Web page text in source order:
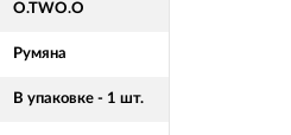
O.TWO.O
Румяна
В упаковке - 1 шт.